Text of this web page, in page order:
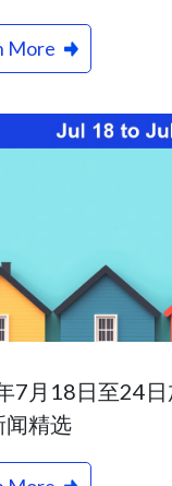
More
7月18日至24
闻精选